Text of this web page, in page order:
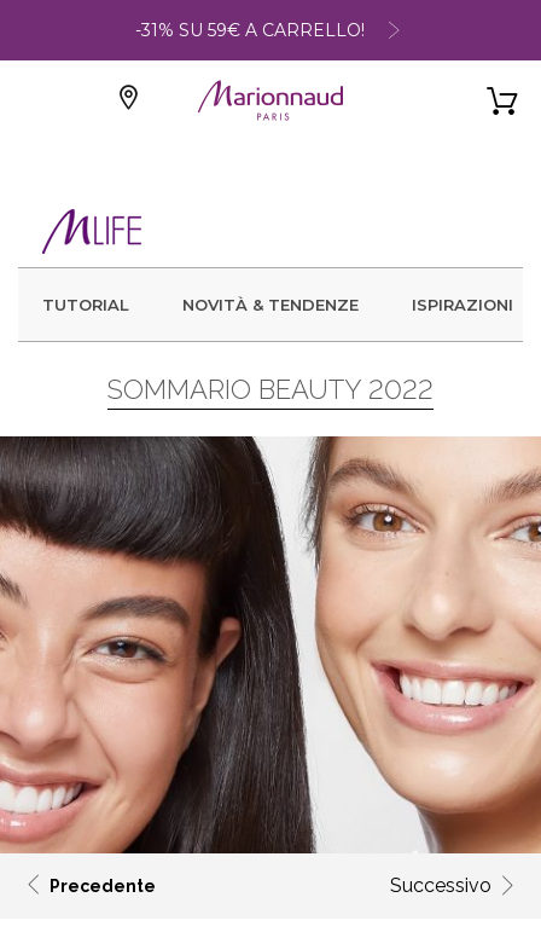
-31% SU 59€ A CARRELLO!
TUTORIAL NOVITÀ & TENDENZE ISPIRAZIONI
SOMMARIO BEAUTY 2022
Precedente Successivo